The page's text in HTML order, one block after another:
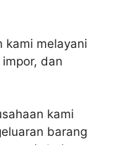
kami melayani
dan
kami
barang